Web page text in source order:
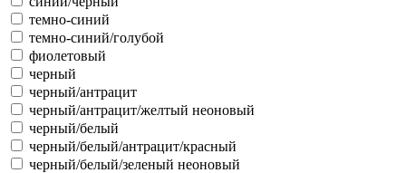
темно-синий
темно-синий/голубой
фиолетовый
черный
черный/антрацит
черный/антрацит/желтый неоновый
черный/белый
черный/белый/антрацит/красный
черный/белый/зеленый неоновый